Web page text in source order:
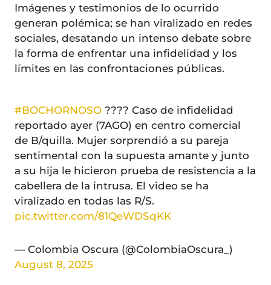
Imágenes y testimonios de lo ocurrido
generan polémica; se han viralizado en redes
sociales, desatando un intenso debate sobre
la forma de enfrentar una infidelidad y los
límites en las confrontaciones públicas.
#BOCHORNOSO ???? Caso de infidelidad
reportado ayer (7AGO) en centro comercial
de B/quilla. Mujer sorprendió a su pareja
sentimental con la supuesta amante y junto
a su hija le hicieron prueba de resistencia a la
cabellera de la intrusa. El video se ha
viralizado en todas las R/S.
pic.twitter.com/81QeWDSqKK
— Colombia Oscura (@ColombiaOscura_)
August 8, 2025